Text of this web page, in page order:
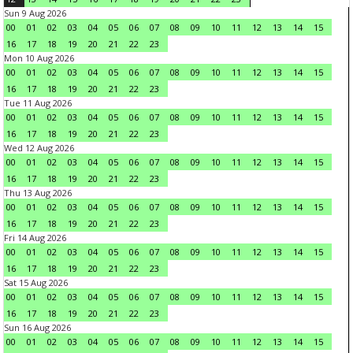
Sun 9 Aug 2026
00
01 02 03 04 05 06 07 08 09 10 11 12 13 14
15
16
17 18 19 20 21 22
23
Mon 10 Aug 2026
00
01 02 03 04 05 06 07 08 09 10 11 12 13 14
15
16
17 18 19 20 21 22
23
Tue 11 Aug 2026
00
01 02 03 04 05 06 07 08 09 10 11 12 13 14
15
16
17 18 19 20 21 22
23
Wed 12 Aug 2026
00
01 02 03 04 05 06 07 08 09 10 11 12 13 14
15
16
17 18 19 20 21 22
23
Thu 13 Aug 2026
00
01 02 03 04 05 06 07 08 09 10 11 12 13 14
15
16
17 18 19 20 21 22
23
Fri 14 Aug 2026
00
01 02 03 04 05 06 07 08 09 10 11 12 13 14
15
16
17 18 19 20 21 22
23
Sat 15 Aug 2026
00
01 02 03 04 05 06 07 08 09 10 11 12 13 14
15
16
17 18 19 20 21 22
23
Sun 16 Aug 2026
00
01 02 03 04 05 06 07 08 09 10 11 12 13 14
15